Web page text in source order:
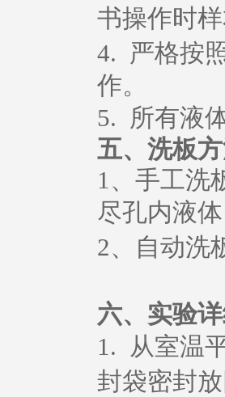
书操作时
4. 严格按
作。
5. 所有液
五、 洗板
1、 手工洗
尽孔内液
2、 自动洗
六、 实验
1. 从室温
封袋密封